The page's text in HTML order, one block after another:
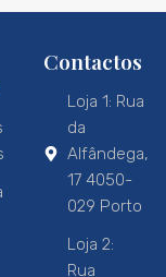
Contactos
Loja 1: Rua
da
Alfândega,
17 4050-
029 Porto
Loja 2:
Rua